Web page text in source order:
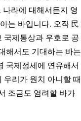
라에 대해서든지 영
는 바입니다. 오직 民
국제통상과 우호로 공
해서도 기대하는 바는
국제정세에 연유해서
우리가 원치 아니할 때
조금도 염려할 바가